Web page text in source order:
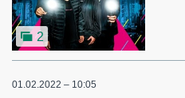
2
01.02.2022 – 10:05